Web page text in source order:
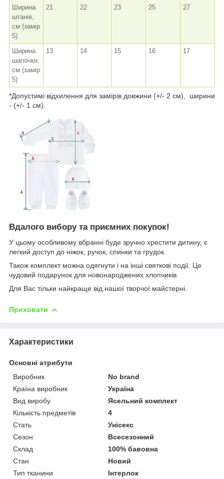
Ширина
штанів,
см (замір
5)
21 22 23 25 27
Ширина
шапочки,
см (замір
5)
13 14 15 16 17
*Допустимі відхилення для замірів довжини (+/- 2 см), ширини
- (+/- 1 см).
Вдалого вибору та приємних покупок!
У цьому особливому вбранні буде зручно хрестити дитину, є
легкий доступ до ніжок, ручок, спинки та грудок.
Також комплект можна одягнути і на інші святкові події. Це
чудовий подарунок для новонароджених хлопчиків.
Для Вас тільки найкраще від нашої творчої майстерні.
Приховати
Характеристики
Основні атрибути
Виробник
No brand
Країна виробник
Україна
Вид виробу
Ясельний комплект
Кількість предметів
4
Стать
Унісекс
Сезон
Всесезонний
Склад
100% бавовна
Стан
Новий
Тип тканини
Інтерлок